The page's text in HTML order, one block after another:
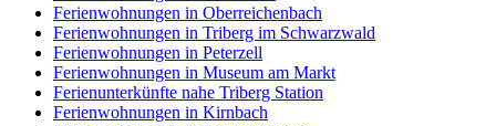
Ferienwohnungen in Oberreichenbach
Ferienwohnungen in Triberg im Schwarzwald
Ferienwohnungen in Peterzell
Ferienwohnungen in Museum am Markt
Ferienunterkünfte nahe Triberg Station
Ferienwohnungen in Kirnbach